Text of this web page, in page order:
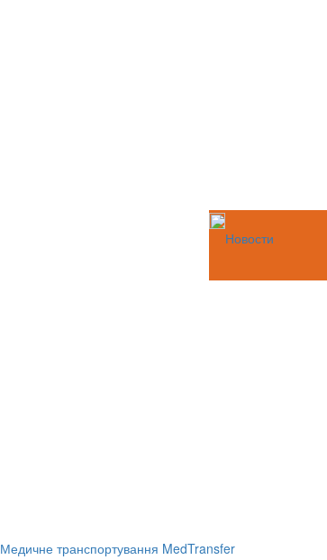
Новости
Медичне транспортування MedTransfer